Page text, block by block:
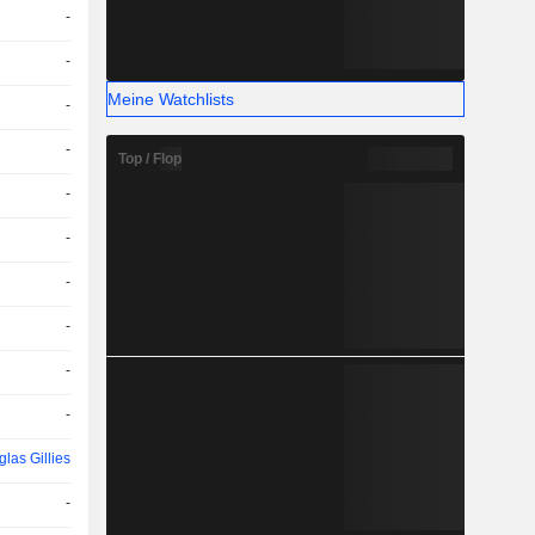
-
-
-
-
-
-
-
-
-
-
Gillies
-
Meine Watchlists
Top / Flop